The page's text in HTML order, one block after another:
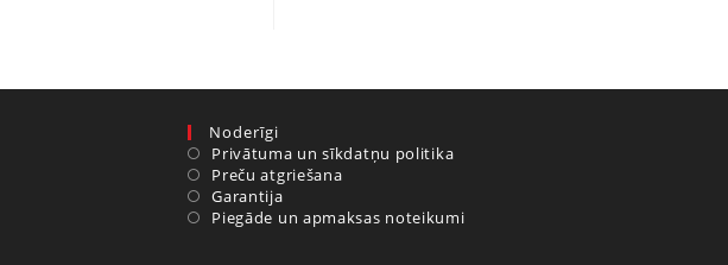
Noderīgi
Privātuma un sīkdatņu politika
Preču atgriešana
Garantija
Piegāde un apmaksas noteikumi